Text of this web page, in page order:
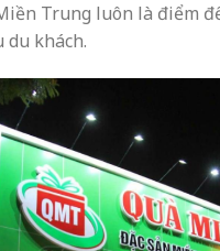
Trung luôn là điểm
du khách.